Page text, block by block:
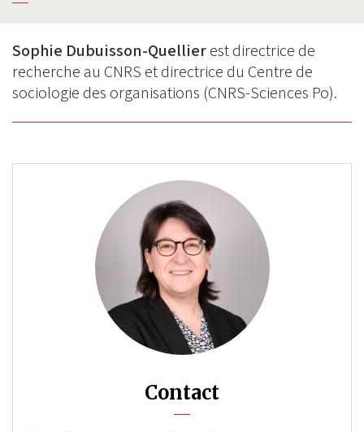
Sophie Dubuisson-Quellierest directrice de
recherche au CNRS et directrice du Centre de
sociologie des organisations (CNRS-Sciences Po).
Contact